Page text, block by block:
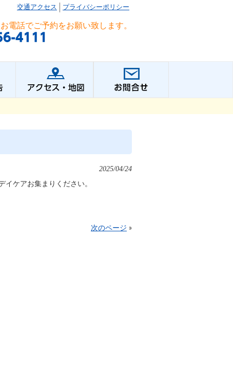
交通アクセス プライバシーポリシー
電話でご予約をお願い致します。
2025/04/24
ケアお集まりください。
次のページ »